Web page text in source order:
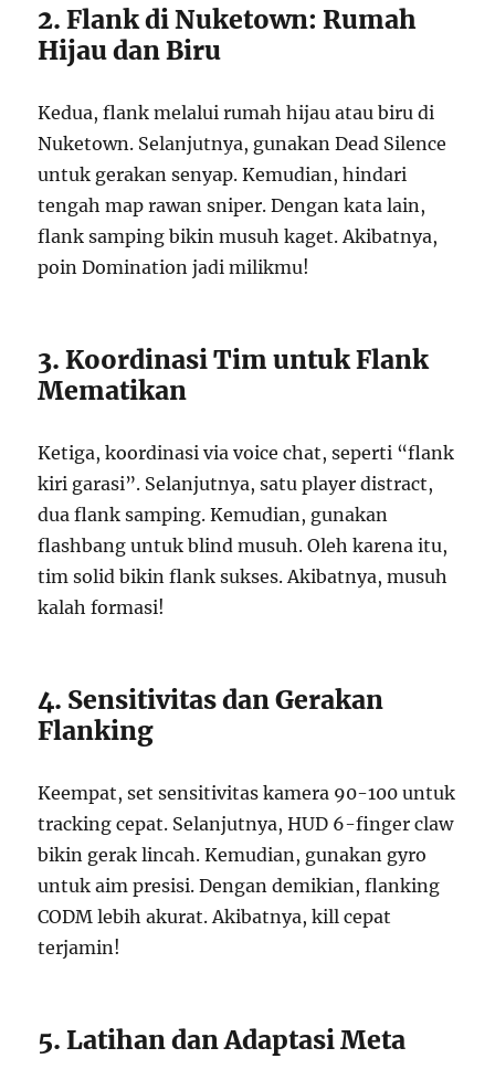
2. Flank di Nuketown: Rumah
Hijau dan Biru
Kedua, flank melalui rumah hijau atau biru di
Nuketown. Selanjutnya, gunakan Dead Silence
untuk gerakan senyap. Kemudian, hindari
tengah map rawan sniper. Dengan kata lain,
flank samping bikin musuh kaget. Akibatnya,
poin Domination jadi milikmu!
3. Koordinasi Tim untuk Flank
Mematikan
Ketiga, koordinasi via voice chat, seperti “flank
kiri garasi”. Selanjutnya, satu player distract,
dua flank samping. Kemudian, gunakan
flashbang untuk blind musuh. Oleh karena itu,
tim solid bikin flank sukses. Akibatnya, musuh
kalah formasi!
4. Sensitivitas dan Gerakan
Flanking
Keempat, set sensitivitas kamera 90-100 untuk
tracking cepat. Selanjutnya, HUD 6-finger claw
bikin gerak lincah. Kemudian, gunakan gyro
untuk aim presisi. Dengan demikian, flanking
CODM lebih akurat. Akibatnya, kill cepat
terjamin!
5. Latihan dan Adaptasi Meta